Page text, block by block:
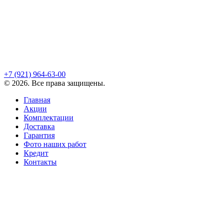
+7 (921) 964-63-00
© 2026. Все права защищены.
Главная
Акции
Комплектации
Доставка
Гарантия
Фото наших работ
Кредит
Контакты